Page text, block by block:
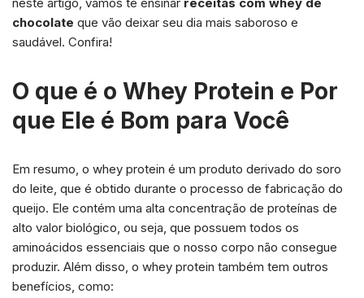
chocolate que vão deixar seu dia mais saboroso e
saudável. Confira!
O que é o Whey Protein e Por
que Ele é Bom para Você
Em resumo, o whey protein é um produto derivado do soro
do leite, que é obtido durante o processo de fabricação do
queijo. Ele contém uma alta concentração de proteínas de
alto valor biológico, ou seja, que possuem todos os
aminoácidos essenciais que o nosso corpo não consegue
produzir. Além disso, o whey protein também tem outros
benefícios, como: